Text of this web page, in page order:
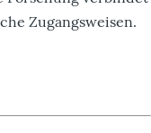
Zugangsweisen.